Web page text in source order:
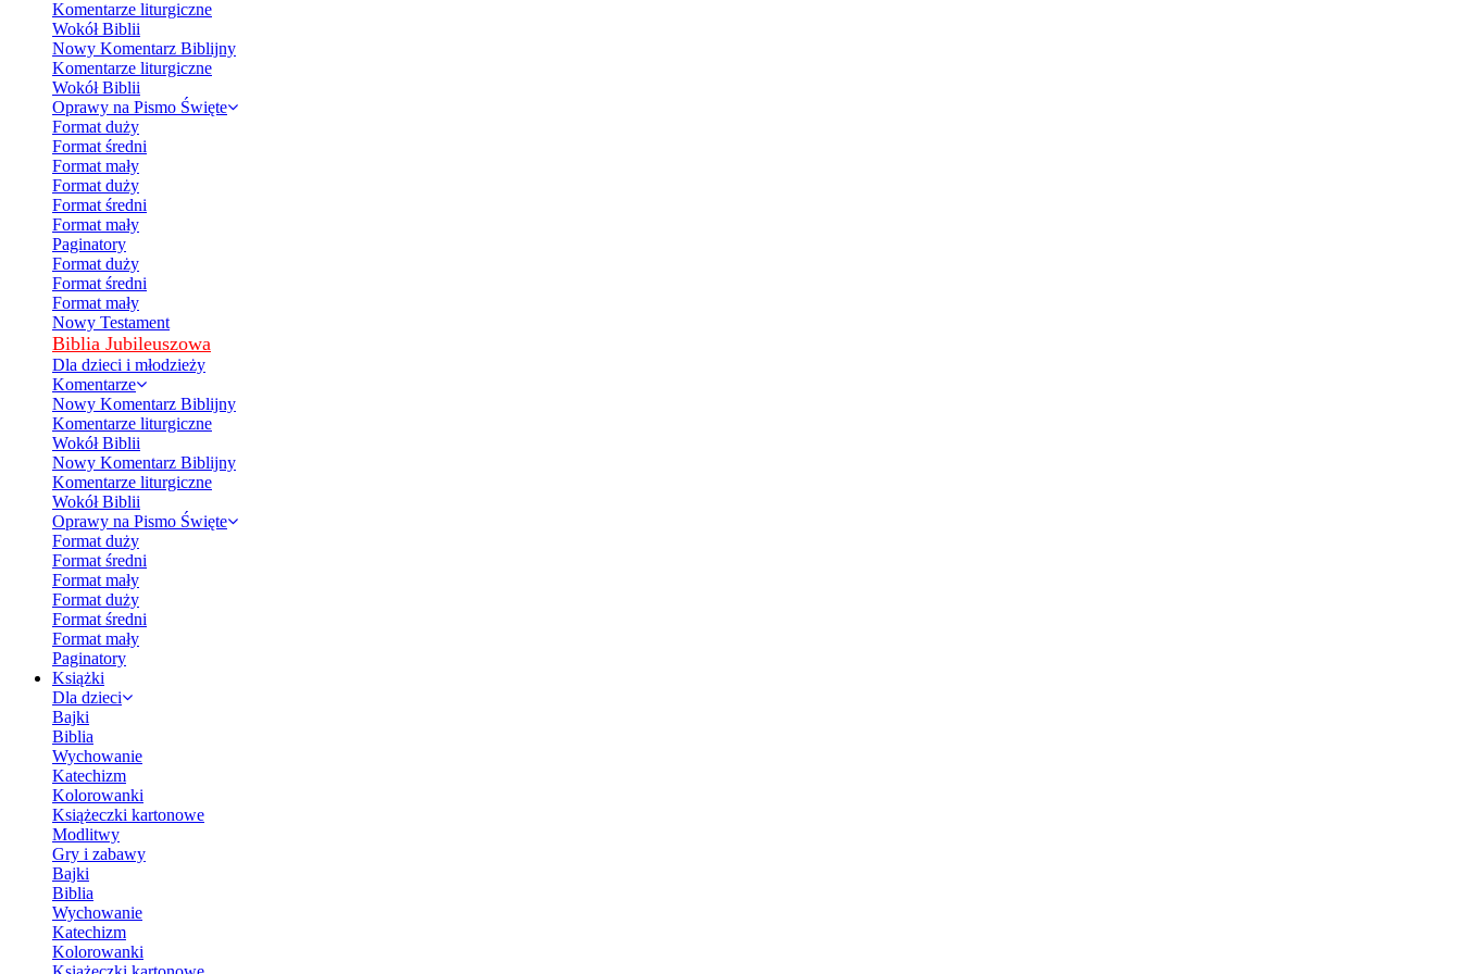
Komentarze liturgiczne
Wokół Biblii
Nowy Komentarz Biblijny
Komentarze liturgiczne
Wokół Biblii
Oprawy na Pismo Święte
Format duży
Format średni
Format mały
Format duży
Format średni
Format mały
Paginatory
Format duży
Format średni
Format mały
Nowy Testament
Biblia Jubileuszowa
Dla dzieci i młodzieży
Komentarze
Nowy Komentarz Biblijny
Komentarze liturgiczne
Wokół Biblii
Nowy Komentarz Biblijny
Komentarze liturgiczne
Wokół Biblii
Oprawy na Pismo Święte
Format duży
Format średni
Format mały
Format duży
Format średni
Format mały
Paginatory
Książki
Dla dzieci
Bajki
Biblia
Wychowanie
Katechizm
Kolorowanki
Książeczki kartonowe
Modlitwy
Gry i zabawy
Bajki
Biblia
Wychowanie
Katechizm
Kolorowanki